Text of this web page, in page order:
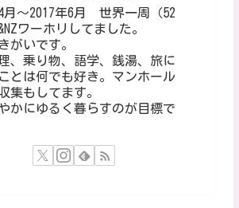
月～2017年6月 世界一周（52
ワーホリしてました。
がいです。
、乗り物、語学、銭湯、旅に
とは何でも好き。マンホール
集もしてます。
かにゆるく暮らすのが目標で